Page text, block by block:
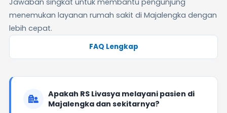
menemukan layanan rumah sakit di Majalengka dengan
lebih cepat.
FAQ Lengkap
Apakah RS Livasya melayani pasien di
Majalengka dan sekitarnya?